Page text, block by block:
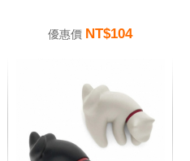
優惠價 NT$104